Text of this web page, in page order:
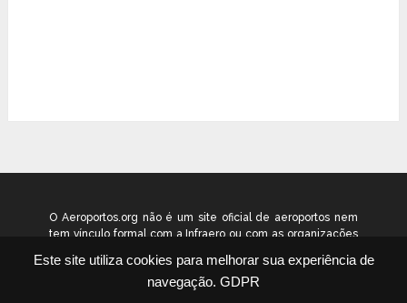
Este site utiliza cookies para melhorar sua experiência de
navegação. GDPR
O Aeroportos.org não é um site oficial de aeroportos nem
tem vínculo formal com a Infraero ou com as organizações
como um guia independente de informação voltado ao
público geral. © 2026 aeroportos.org – Todos os direitos